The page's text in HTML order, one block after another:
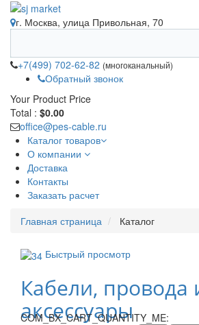
г. Москва, улица Привольная, 70
+7(499) 702-62-82 (многоканальный)
Обратный звонок
Your Product Price
Total : $0.00
office@pes-cable.ru
Каталог товаров
О компании
Доставка
Контакты
Заказать расчет
Главная страница Каталог
Быстрый просмотр
Кабели, провода
аксессуары
COM_BX_CART_QUANTITY_ME: